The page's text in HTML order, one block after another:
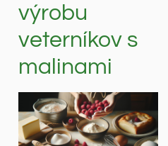
výrobu
veterníkov s
malinami